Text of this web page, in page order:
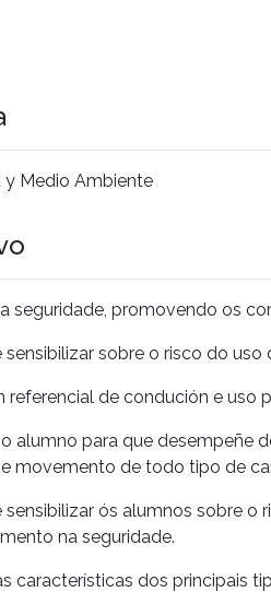
y Medio Ambiente
seguridade, promovendo os
sensibilizar sobre o risco do uso
referencial de condución e uso
alumno para que desempeñe
movemento de todo tipo de
sensibilizar ós alumnos sobre
na seguridade.
características dos principais